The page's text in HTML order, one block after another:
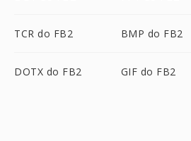
TCR do FB2 BMP do FB2
DOTX do FB2 GIF do FB2